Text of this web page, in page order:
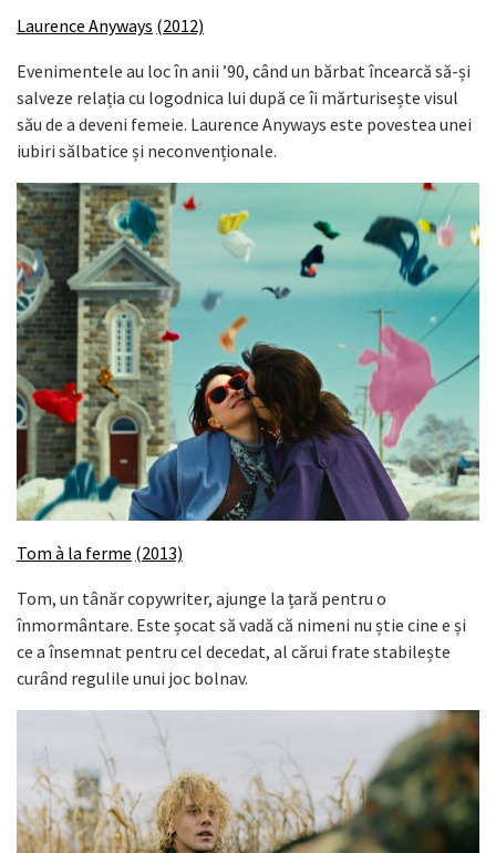
Laurence Anyways (2012)
Evenimentele au loc în anii ’90, când un bărbat încearcă să-și
salveze relația cu logodnica lui după ce îi mărturisește visul
său de a deveni femeie. Laurence Anyways este povestea unei
iubiri sălbatice și neconvenționale.
Tom à la ferme (2013)
Tom, un tânăr copywriter, ajunge la țară pentru o
înmormântare. Este șocat să vadă că nimeni nu știe cine e și
ce a însemnat pentru cel decedat, al cărui frate stabilește
curând regulile unui joc bolnav.